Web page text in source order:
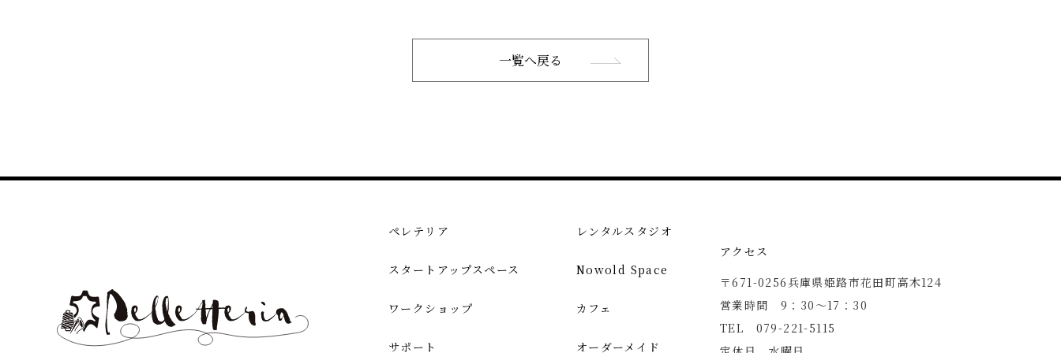
一覧へ戻る
ペレテリア
スタートアップスペース
ワークショップ
サポート
レンタルスタジオ
Nowold Space
カフェ
オーダーメイド
アクセス
〒671-0256兵庫県姫路市花田町高木124
営業時間 9：30〜17：30
TEL 079-221-5115